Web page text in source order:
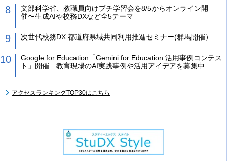
文部科学省、教職員向けプチ学習会を8/5からオンライン開
催〜生成AIや校務DXなど全5テーマ
次世代校務DX 都道府県域共同利用推進セミナー(群馬開催）
Google for Education「Gemini for Education 活用事例コンテス
ト」開催 教育現場のAI実践事例や活用アイデアを募集中
アクセスランキングTOP30はこちら